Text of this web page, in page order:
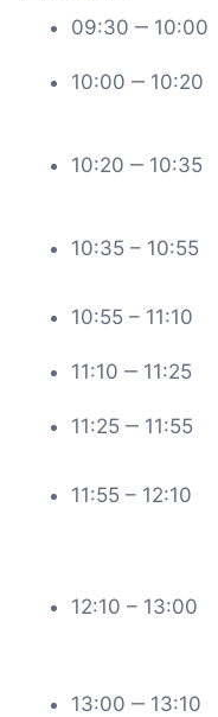
09:30 ‒ 10:00
10:00 ‒ 10:20
10:20 ‒ 10:35
10:35 – 10:55
10:55 – 11:10
11:10 ‒ 11:25
11:25 ‒ 11:55
11:55 – 12:10
12:10 – 13:00
13:00 ‒ 13:10